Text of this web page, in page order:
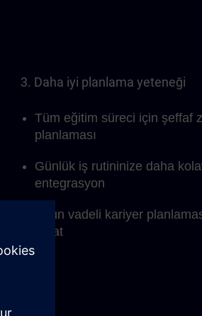
3. Daha iyi planlama yeteneği
Tüm eğitim süreci için şeffaf
planlaması
Günlük iş rutininize daha
entegrasyon
Uzun vadeli kariyer
fırsat